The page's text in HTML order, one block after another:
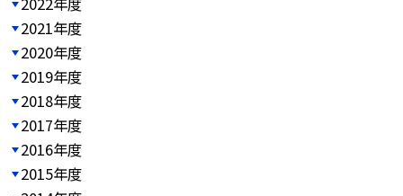
2021年度
2020年度
2019年度
2018年度
2017年度
2016年度
2015年度